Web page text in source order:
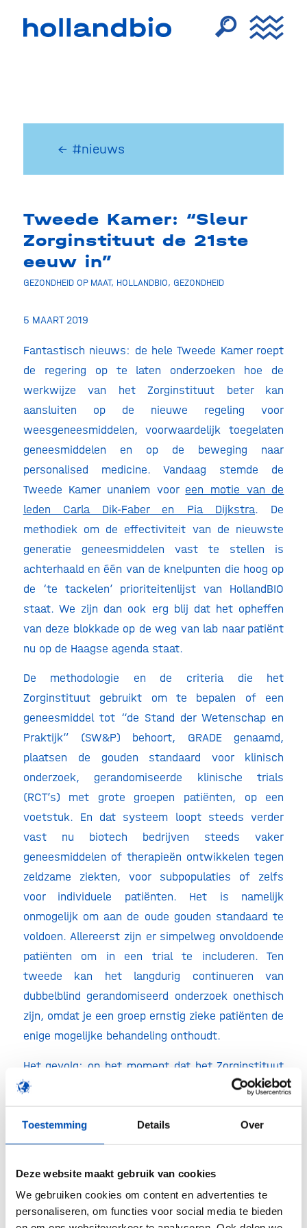
Toestemming Details Over
Deze website maakt gebruik van cookies
We gebruiken cookies om content en advertenties te
personaliseren, om functies voor social media te bieden
← #nieuws
Tweede Kamer: “Sleur
Zorginstituut de 21ste
eeuw in”
GEZONDHEID OP MAAT, HOLLANDBIO, GEZONDHEID
5 MAART 2019
Fantastisch nieuws: de hele Tweede Kamer roept
de regering op te laten onderzoeken hoe de
werkwijze van het Zorginstituut beter kan
aansluiten op de nieuwe regeling voor
weesgeneesmiddelen, voorwaardelijk toegelaten
geneesmiddelen en op de beweging naar
personalised medicine. Vandaag stemde de
Tweede Kamer unaniem voor een motie van de
leden Carla Dik-Faber en Pia Dijkstra. De
methodiek om de effectiviteit van de nieuwste
generatie geneesmiddelen vast te stellen is
achterhaald en één van de knelpunten die hoog op
de ‘te tackelen’ prioriteitenlijst van HollandBIO
staat. We zijn dan ook erg blij dat het opheffen
van deze blokkade op de weg van lab naar patiënt
nu op de Haagse agenda staat.
De methodologie en de criteria die het
Zorginstituut gebruikt om te bepalen of een
geneesmiddel tot “de Stand der Wetenschap en
Praktijk” (SW&P) behoort, GRADE genaamd,
plaatsen de gouden standaard voor klinisch
onderzoek, gerandomiseerde klinische trials
(RCT’s) met grote groepen patiënten, op een
voetstuk. En dat systeem loopt steeds verder
vast nu biotech bedrijven steeds vaker
geneesmiddelen of therapieën ontwikkelen tegen
zeldzame ziekten, voor subpopulaties of zelfs
voor individuele patiënten. Het is namelijk
onmogelijk om aan de oude gouden standaard te
voldoen. Allereerst zijn er simpelweg onvoldoende
patiënten om in een trial te includeren. Ten
tweede kan het langdurig continueren van
dubbelblind gerandomiseerd onderzoek onethisch
zijn, omdat je een groep ernstig zieke patiënten de
enige mogelijke behandeling onthoudt.
Het gevolg: op het moment dat het Zorginstituut
zo’n geneesmiddel met GRADE beoordeelt aan de
hand van de criteria van het verzekerd pakket,
krijgt de onderliggende dataset het stempel ‘niet
robuust’. Dit stempel werkt negatief door in de
kosteneffectiviteit. Na het jarenlange, kostbare
en risicovolle ontwikkelingstraject van een